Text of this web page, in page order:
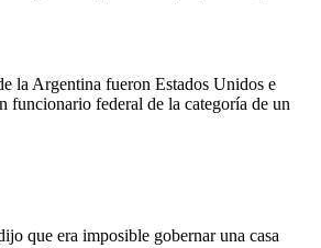
la Argentina fueron Estados Unidos e
funcionario federal de la categoría de un
que era imposible gobernar una casa